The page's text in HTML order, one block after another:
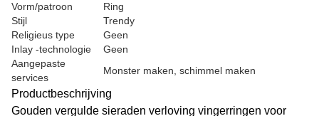
Vorm/patroon
Ring
Stijl
Trendy
Religieus type
Geen
Inlay -technologie
Geen
Aangepaste
services
Monster maken, schimmel maken
Productbeschrijving
Gouden vergulde sieraden verloving vingerringen voor